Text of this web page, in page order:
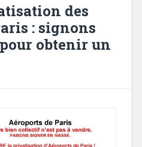
des
: signons
obtenir un